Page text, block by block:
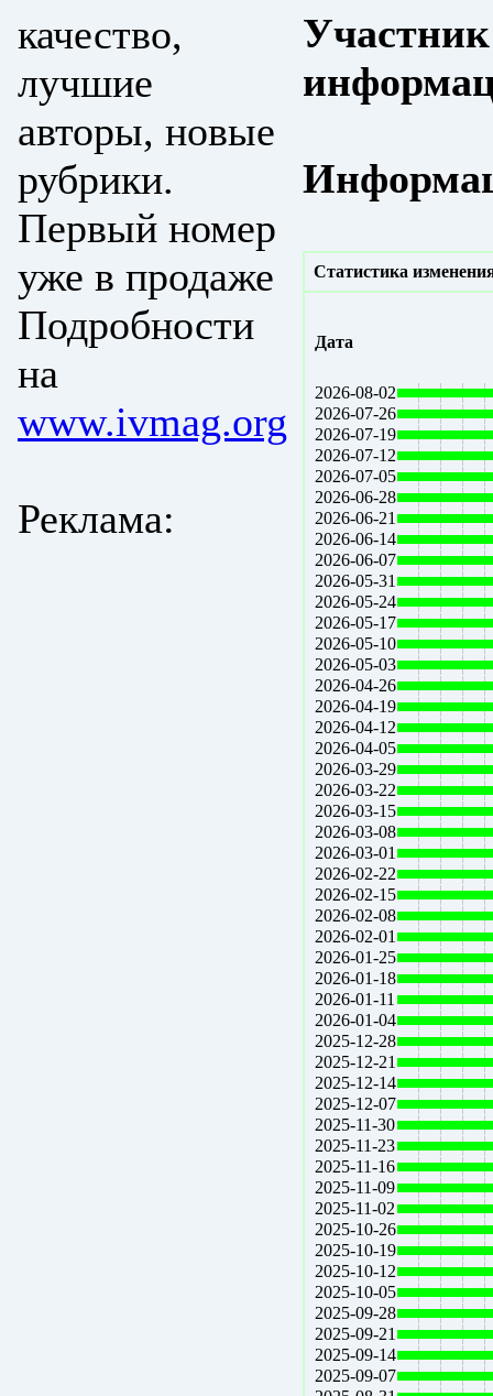
качество,
лучшие
авторы, новые
рубрики.
Первый номер
уже в продаже
Подробности
на
www.ivmag.org
Реклама:
Статистика
Дата
2026-08-02
2026-07-26
2026-07-19
2026-07-12
2026-07-05
2026-06-28
2026-06-21
2026-06-14
2026-06-07
2026-05-31
2026-05-24
2026-05-17
2026-05-10
2026-05-03
2026-04-26
2026-04-19
2026-04-12
2026-04-05
2026-03-29
2026-03-22
2026-03-15
2026-03-08
2026-03-01
2026-02-22
2026-02-15
2026-02-08
2026-02-01
2026-01-25
2026-01-18
2026-01-11
2026-01-04
2025-12-28
2025-12-21
2025-12-14
2025-12-07
2025-11-30
2025-11-23
2025-11-16
2025-11-09
2025-11-02
2025-10-26
2025-10-19
2025-10-12
2025-10-05
2025-09-28
2025-09-21
2025-09-14
2025-09-07